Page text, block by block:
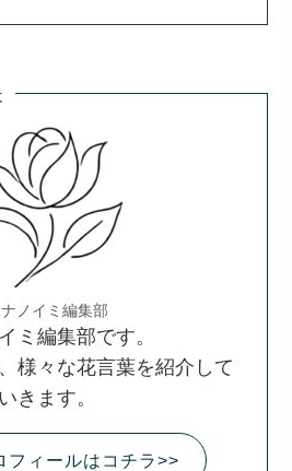
ノイミ編集部
ミ編集部です。
様々な花言葉を紹介して
いきます。
フィールはコチラ>>